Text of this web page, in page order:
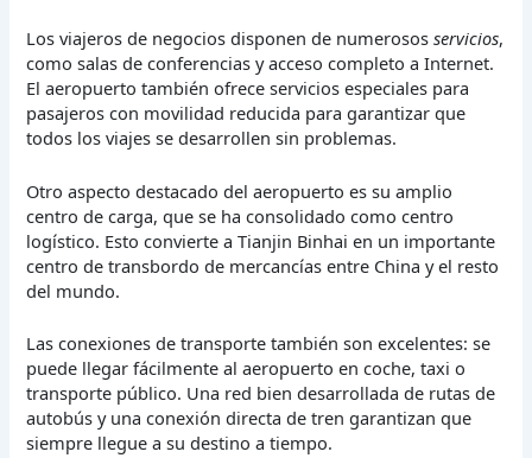
Los viajeros de negocios disponen de numerososservicios,
como salas de conferencias y acceso completo a Internet.
El aeropuerto también ofrece servicios especiales para
pasajeros con movilidad reducida para garantizar que
todos los viajes se desarrollen sin problemas.
Otro aspecto destacado del aeropuerto es su amplio
centro de carga, que se ha consolidado como centro
logístico. Esto convierte a Tianjin Binhai en un importante
centro de transbordo de mercancías entre China y el resto
del mundo.
Las conexiones de transporte también son excelentes: se
puede llegar fácilmente al aeropuerto en coche, taxi o
transporte público. Una red bien desarrollada de rutas de
autobús y una conexión directa de tren garantizan que
siempre llegue a su destino a tiempo.